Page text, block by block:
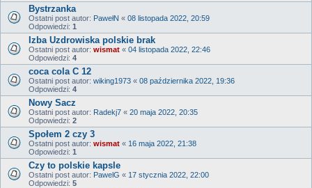
Bystrzanka
Ostatni post autor: PawełN « 08 listopada 2022, 20:59
Odpowiedzi: 1
Izba Uzdrowiska polskie brak
Ostatni post autor: wismat « 04 listopada 2022, 22:46
Odpowiedzi: 4
coca cola C 12
Ostatni post autor: wiking1973 « 08 października 2022, 19:36
Odpowiedzi: 4
Nowy Sacz
Ostatni post autor: Radekj7 « 20 maja 2022, 20:35
Odpowiedzi: 2
Społem 2 czy 3
Ostatni post autor: wismat « 16 maja 2022, 21:38
Odpowiedzi: 1
Czy to polskie kapsle
Ostatni post autor: PawelG « 17 stycznia 2022, 22:00
Odpowiedzi: 5